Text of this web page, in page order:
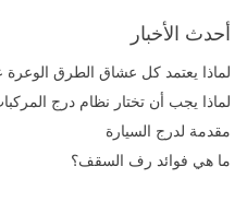
أحدث الأخبار
لماذا يعتمد كل عشاق الطرق الوعرة
لإدارة التروس؟
لماذا يجب أن تختار نظام درج
مقدمة لدرج السيارة
ما هي فوائد رف السقف؟